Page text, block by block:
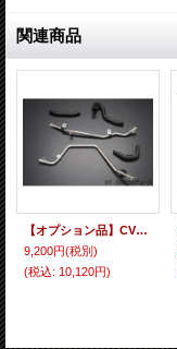
関連商品
【オプション品】CVT車水配管移設キット（S5**P CVT車 タコ足装着用）
9,200円(税別)
(税込: 10,120円)